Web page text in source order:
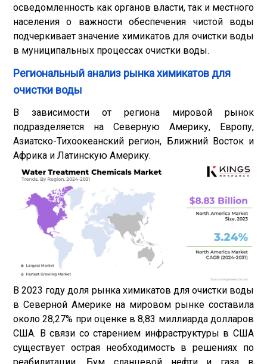
осведомленность как органов власти, так и местного
населения о важности обеспечения чистой воды
подчеркивает значение химикатов для очистки воды
в муниципальных процессах очистки воды.
Региональный анализ рынка химикатов для
очистки воды
В зависимости от региона мировой рынок
подразделяется на Северную Америку, Европу,
Азиатско-Тихоокеанский регион, Ближний Восток и
Африка и Латинскую Америку.
В 2023 году доля рынка химикатов для очистки воды
в Северной Америке на мировом рынке составила
около 28,27% при оценке в 8,83 миллиарда долларов
США. В связи со старением инфраструктуры в США
существует острая необходимость в решениях по